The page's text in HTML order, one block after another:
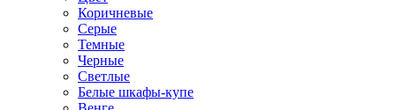
Коричневые
Серые
Темные
Черные
Светлые
Белые шкафы-купе